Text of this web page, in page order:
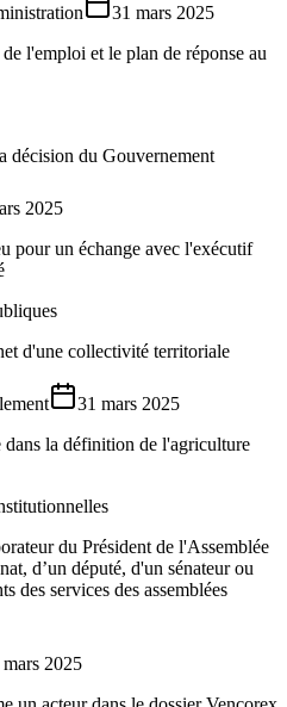
31 mars 2025
l'emploi et le plan de réponse au
décision du Gouvernement
2025
pour un échange avec l'exécutif
d'une collectivité territoriale
31 mars 2025
la définition de l'agriculture
du Président de l'Assemblée
d’un député, d'un sénateur ou
des services des assemblées
2025